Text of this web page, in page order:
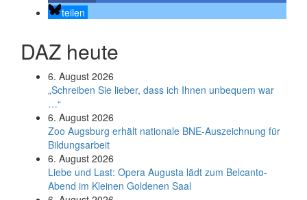
teilen
DAZ heute
6. August 2026
„Schreiben Sie lieber, dass ich Ihnen unbequem war
…“
6. August 2026
Zoo Augsburg erhält nationale BNE-Auszeichnung für
Bildungsarbeit
6. August 2026
Liebe und Last: Opera Augusta lädt zum Belcanto-
Abend im Kleinen Goldenen Saal